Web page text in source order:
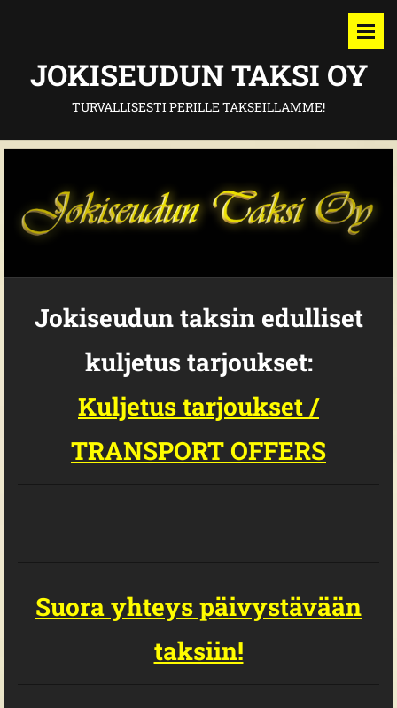
JOKISEUDUN TAKSI OY
TURVALLISESTI PERILLE TAKSEILLAMME!
Jokiseudun taksin edulliset
kuljetus tarjoukset:
Kuljetus tarjoukset /
TRANSPORT OFFERS
Suora yhteys päivystävään
taksiin!